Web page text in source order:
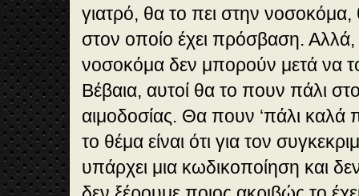
γιατρό, θα το πει στην νοσοκόμα,
στον οποίο έχει πρόσβαση. Αλλά,
νοσοκόμα δεν μπορούν μετά να
Βέβαια, αυτοί θα το πουν πάλι
αιμοδοσίας. Θα πουν ‘πάλι
το θέμα είναι ότι για τον
υπάρχει μια κωδικοποίηση και